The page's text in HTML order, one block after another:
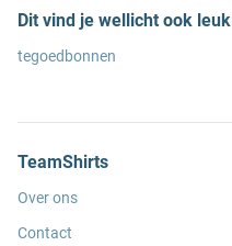
Dit vind je wellicht ook leuk
tegoedbonnen
TeamShirts
Over ons
Contact